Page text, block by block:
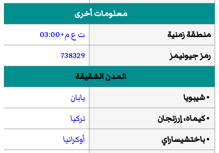
معلومات أخرى
منطقة زمنية
ت ع م+03:00
رمز جيونيمز
738329
المدن الشقيقة
•شيبويا
يابان
•كيماه، إرزنجان
تركيا
•باختشيساراي
أوكرانيا